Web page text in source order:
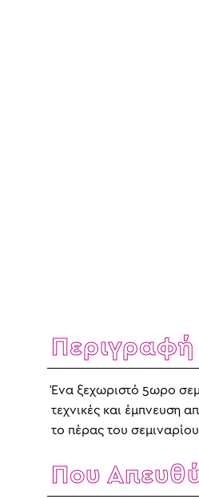
Περιγραφή
Ένα ξεχωριστό 5ωρο
τεχνικές και έμπνευση
το πέρας του
Που